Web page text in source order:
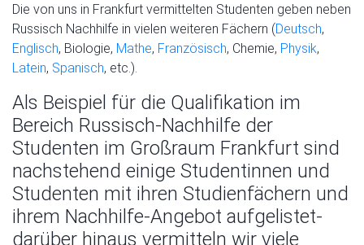
Die von uns in Frankfurt vermittelten Studenten geben neben
Russisch Nachhilfe in vielen weiteren Fächern (Deutsch,
Englisch, Biologie, Mathe, Französisch, Chemie, Physik,
Latein, Spanisch, etc.).
Als Beispiel für die Qualifikation im
Bereich Russisch-Nachhilfe der
Studenten im Großraum Frankfurt sind
nachstehend einige Studentinnen und
Studenten mit ihren Studienfächern und
ihrem Nachhilfe-Angebot aufgelistet-
darüber hinaus vermitteln wir viele